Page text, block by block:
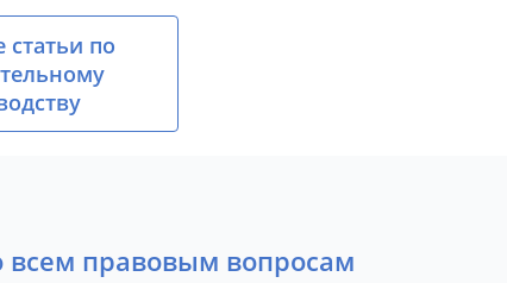
по
всем правовым вопросам